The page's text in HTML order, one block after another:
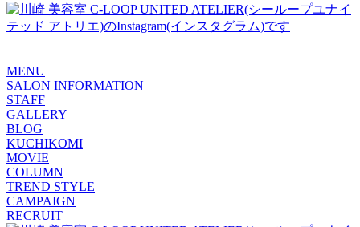
MENU
SALON INFORMATION
STAFF
GALLERY
BLOG
KUCHIKOMI
MOVIE
COLUMN
TREND STYLE
CAMPAIGN
RECRUIT